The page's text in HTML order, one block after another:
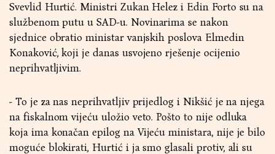
Svevlid Hurtić. Ministri Zukan Helez i Edin Forto su na
službenom putu u SAD-u. Novinarima se nakon
sjednice obratio ministar vanjskih poslova Elmedin
Konaković, koji je danas usvojeno rješenje ocijenio
neprihvatljivim.
- To je za nas neprihvatljiv prijedlog i Nikšić je na njega
na fiskalnom vijeću uložio veto. Pošto to nije odluka
koja ima konačan epilog na Vijeću ministara, nije je bilo
moguće blokirati, Hurtić i ja smo glasali protiv, ali su